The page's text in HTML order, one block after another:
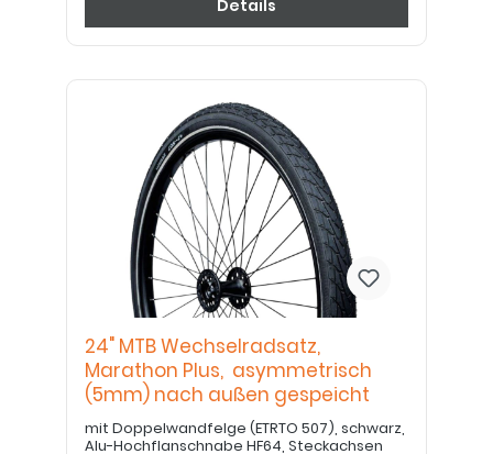
Details
24" MTB Wechselradsatz,
Marathon Plus, asymmetrisch
(5mm) nach außen gespeicht
mit Doppelwandfelge (ETRTO 507), schwarz,
Alu-Hochflanschnabe HF64, Steckachsen